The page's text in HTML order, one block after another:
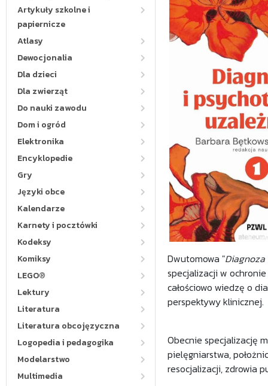
Artykuły szkolne i
papiernicze
Atlasy
Dewocjonalia
Dla dzieci
Dla zwierząt
Do nauki zawodu
Dom i ogród
Elektronika
Encyklopedie
Gry
Języki obce
Kalendarze
Karnety i pocztówki
Kodeksy
Komiksy
LEGO®
Lektury
Literatura
Literatura obcojęzyczna
Logopedia i pedagogika
Modelarstwo
Multimedia
Dwutomowa "
specjalizacji w
całościowo wiedzę o
perspektywy klinicznej.
Obecnie specjalizację
pielęgniarstwa,
resocjalizacji, zdrowia